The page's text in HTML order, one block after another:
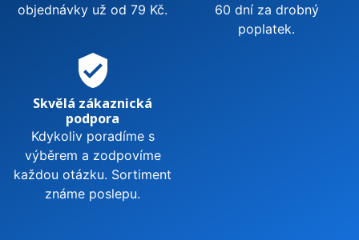
objednávky už od 79 Kč.
60 dní za drobný
poplatek.
verified_user
Skvělá zákaznická
podpora
Kdykoliv poradíme s
výběrem a zodpovíme
každou otázku. Sortiment
známe poslepu.